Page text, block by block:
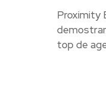
Proximity
top de